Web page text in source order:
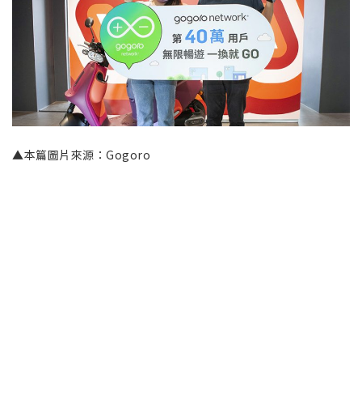
▲本篇圖片來源：Gogoro